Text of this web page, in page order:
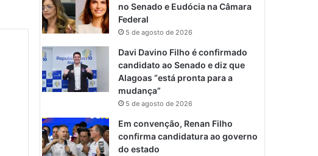
no Senado e Eudócia na Câmara
Federal
5 de agosto de 2026
Davi Davino Filho é confirmado
candidato ao Senado e diz que
Alagoas “está pronta para a
mudança”
5 de agosto de 2026
Em convenção, Renan Filho
confirma candidatura ao governo
do estado